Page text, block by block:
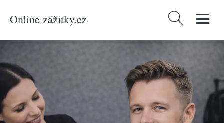
Online zážitky.cz Vyhledávání